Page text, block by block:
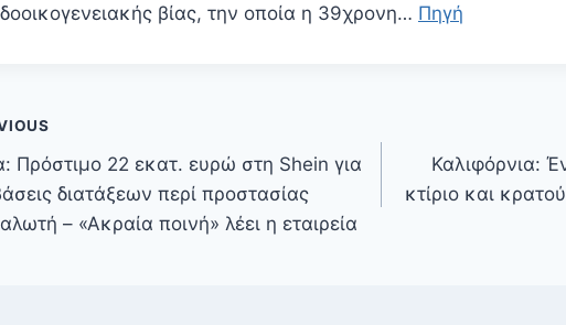
βίας, την οποία η 39χρονη… Πηγή
Πρόστιμο 22 εκατ. ευρώ στη Shein για
διατάξεων περί προστασίας
– «Ακραία ποινή» λέει η εταιρεία
Καλιφόρνια:
κτίριο και